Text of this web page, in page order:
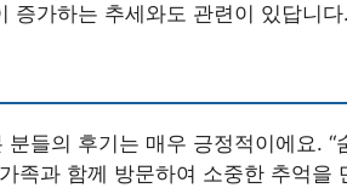
증가하는 추세와도 관련이 있답니다.
들의 후기는 매우 긍정적이에요. “
족과 함께 방문하여 소중한 추억을